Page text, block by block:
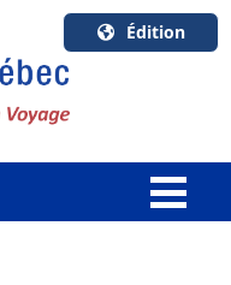
Édition
U.S.A.
English
Canada